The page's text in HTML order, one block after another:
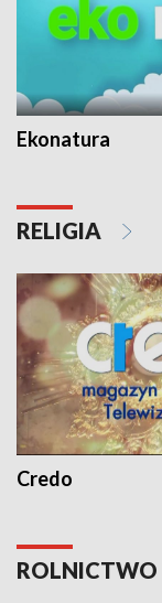
Ekonatura
RELIGIA
Credo
ROLNICTWO